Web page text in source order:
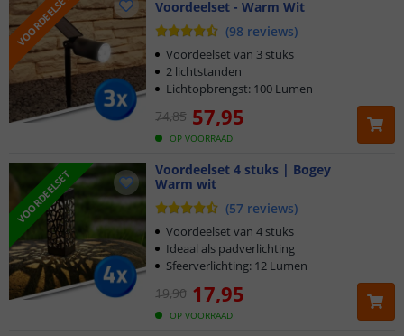
VOORDEELSET
Voordeelset - Warm Wit
(98 reviews)
OP VOORRAAD
74,85 57,95
Voordeelset van 3 stuks
2 lichtstanden
Lichtopbrengst: 100 Lumen
VOORDEELSET
Voordeelset 4 stuks | Bogey
Warm wit
(57 reviews)
OP VOORRAAD
19,90 17,95
Voordeelset van 4 stuks
Ideaal als padverlichting
Sfeerverlichting: 12 Lumen